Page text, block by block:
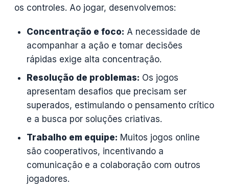
os controles. Ao jogar, desenvolvemos:
Concentração e foco: A necessidade de
acompanhar a ação e tomar decisões
rápidas exige alta concentração.
Resolução de problemas: Os jogos
apresentam desafios que precisam ser
superados, estimulando o pensamento crítico
e a busca por soluções criativas.
Trabalho em equipe: Muitos jogos online
são cooperativos, incentivando a
comunicação e a colaboração com outros
jogadores.